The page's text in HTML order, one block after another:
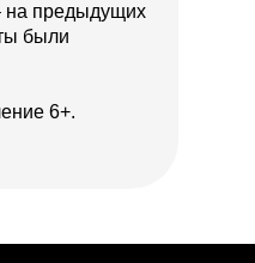
на предыдущих
были
6+.